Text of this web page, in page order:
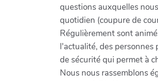
questions auxquelles
quotidien (coupure de
Régulièrement sont
l'actualité, des personnes
de sécurité qui permet à
Nous nous rassemblons